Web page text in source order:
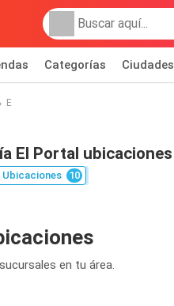
Categorías Ciudades
E
El Portal ubicaciones
Ubicaciones 10
en tu área.